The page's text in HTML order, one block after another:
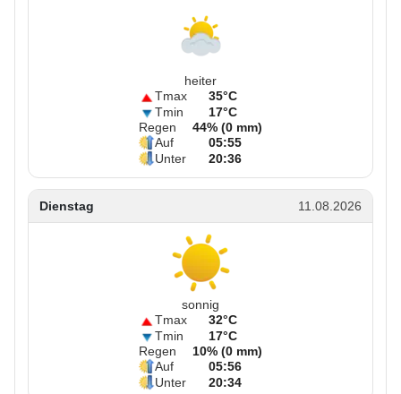
heiter
Tmax
35°C
Tmin
17°C
Regen
44% (0 mm)
Auf
05:55
Unter
20:36
Dienstag 11.08.2026
sonnig
Tmax
32°C
Tmin
17°C
Regen
10% (0 mm)
Auf
05:56
Unter
20:34